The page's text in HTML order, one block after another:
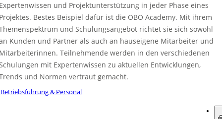
und Projektunterstützung in jeder Phase eines
Bestes Beispiel dafür ist die OBO Academy. Mit ihrem
und Schulungsangebot richtet sie sich sowohl
Kunden und Partner als auch an hauseigene Mitarbeiter und
Teilnehmende werden in den verschiedenen
mit Expertenwissen zu aktuellen Entwicklungen,
und Normen vertraut gemacht.
Betriebsführung & Personal